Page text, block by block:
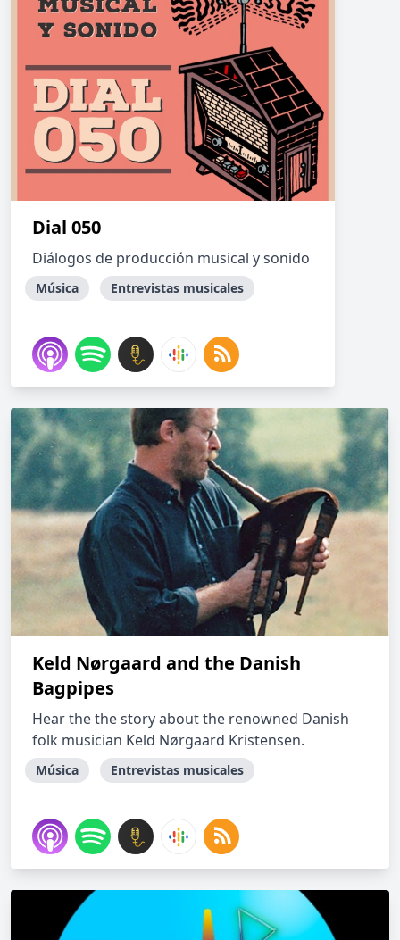
Dial 050
Diálogos de producción musical y sonido
Música Entrevistas musicales
Keld Nørgaard and the Danish
Bagpipes
Hear the the story about the renowned Danish
folk musician Keld Nørgaard Kristensen.
Música Entrevistas musicales